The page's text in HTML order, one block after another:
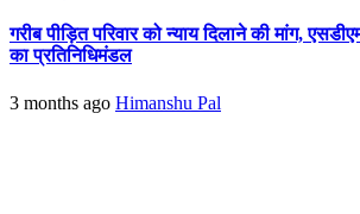
गरीब पीड़ित परिवार को न्याय दिलाने की मांग,
का प्रतिनिधिमंडल
3 months ago Himanshu Pal